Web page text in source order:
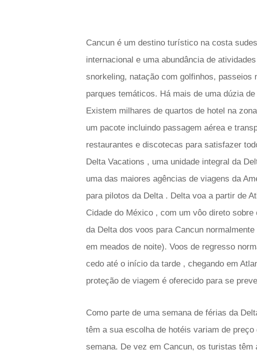
Cancun é um destino turístico na costa
internacional e uma abundância de
snorkeling, natação com golfinhos,
parques temáticos. Há mais de uma dúzia
Existem milhares de quartos de hotel na
um pacote incluindo passagem aérea e
restaurantes e discotecas para satisfazer
Delta Vacations , uma unidade integral da
uma das maiores agências de viagens da
para pilotos da Delta . Delta voa a partir de
Cidade do México , com um vôo direto
da Delta dos voos para Cancun
em meados de noite). Voos de regresso
cedo até o início da tarde , chegando em
proteção de viagem é oferecido para se
Como parte de uma semana de férias da
têm a sua escolha de hotéis variam de
semana. De vez em Cancun, os turistas